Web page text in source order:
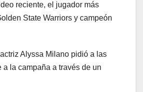
reciente, el jugador más
State Warriors y campeón
Alyssa Milano pidió a las
a la campaña a través de un